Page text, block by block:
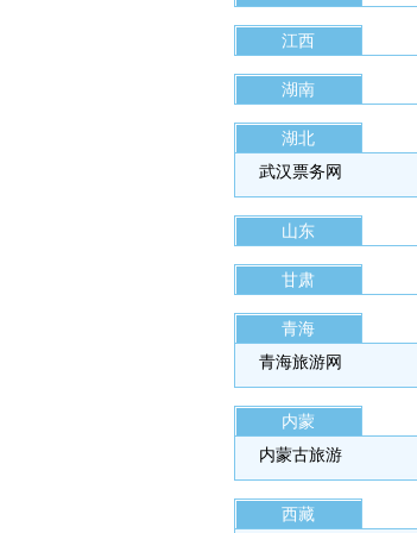
江西
湖南
湖北
武汉票务网
山东
甘肃
青海
青海旅游网
内蒙
内蒙古旅游
西藏